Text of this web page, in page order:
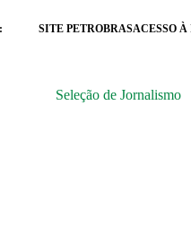
SITE PETROBRASACESSO
Seleção de Jornalismo